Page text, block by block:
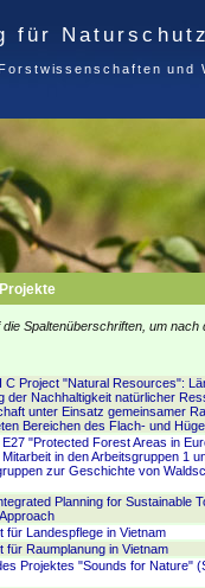
für
und
die Spaltenüberschriften, um nach
C Project "Natural Resources":
der Nachhaltigkeit natürlicher
unter Einsatz gemeinsamer
Bereichen des Flach- und
"Protected Forest Areas in
in den Arbeitsgruppen 1
zur Geschichte von
Planning for Sustainable
für Landespflege in Vietnam
für Raumplanung in Vietnam
Projektes "Sounds for Nature"